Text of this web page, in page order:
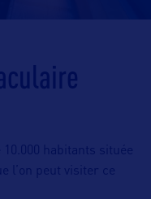
10.000 habitants située
l’on peut visiter ce